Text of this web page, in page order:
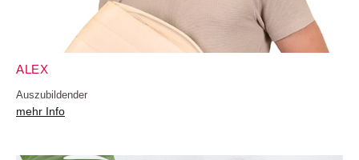
ALEX
Auszubildender
mehr Info